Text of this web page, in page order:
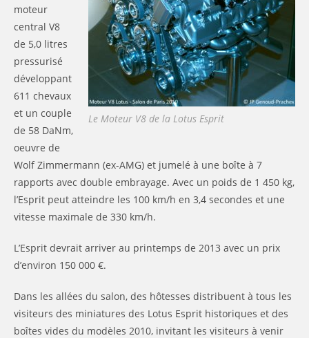
Le Moteur V8 de la Lotus Esprit
moteur
central V8
de 5,0 litres
pressurisé
développant
611 chevaux
et un couple
de 58 DaNm,
oeuvre de
Wolf Zimmermann (ex-AMG) et jumelé à une boîte à 7
rapports avec double embrayage. Avec un poids de 1 450 kg,
l’Esprit peut atteindre les 100 km/h en 3,4 secondes et une
vitesse maximale de 330 km/h.
L’Esprit devrait arriver au printemps de 2013 avec un prix
d’environ 150 000 €.
Dans les allées du salon, des hôtesses distribuent à tous les
visiteurs des miniatures des Lotus Esprit historiques et des
boîtes vides du modèles 2010, invitant les visiteurs à venir